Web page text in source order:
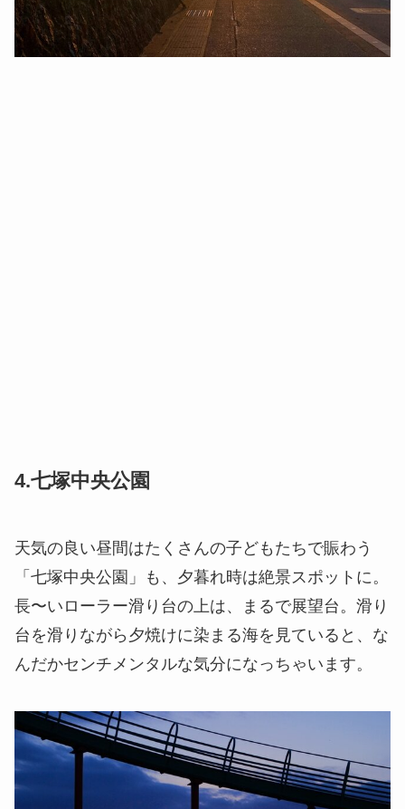
4.七塚中央公園
天気の良い昼間はたくさんの子どもたちで賑わう
「七塚中央公園」
も、夕暮れ時は絶景スポットに。
長〜いローラー滑り台の上は、まるで展望台。滑り
台を滑りながら夕焼けに染まる海を見ていると、な
んだかセンチメンタルな気分になっちゃいます。